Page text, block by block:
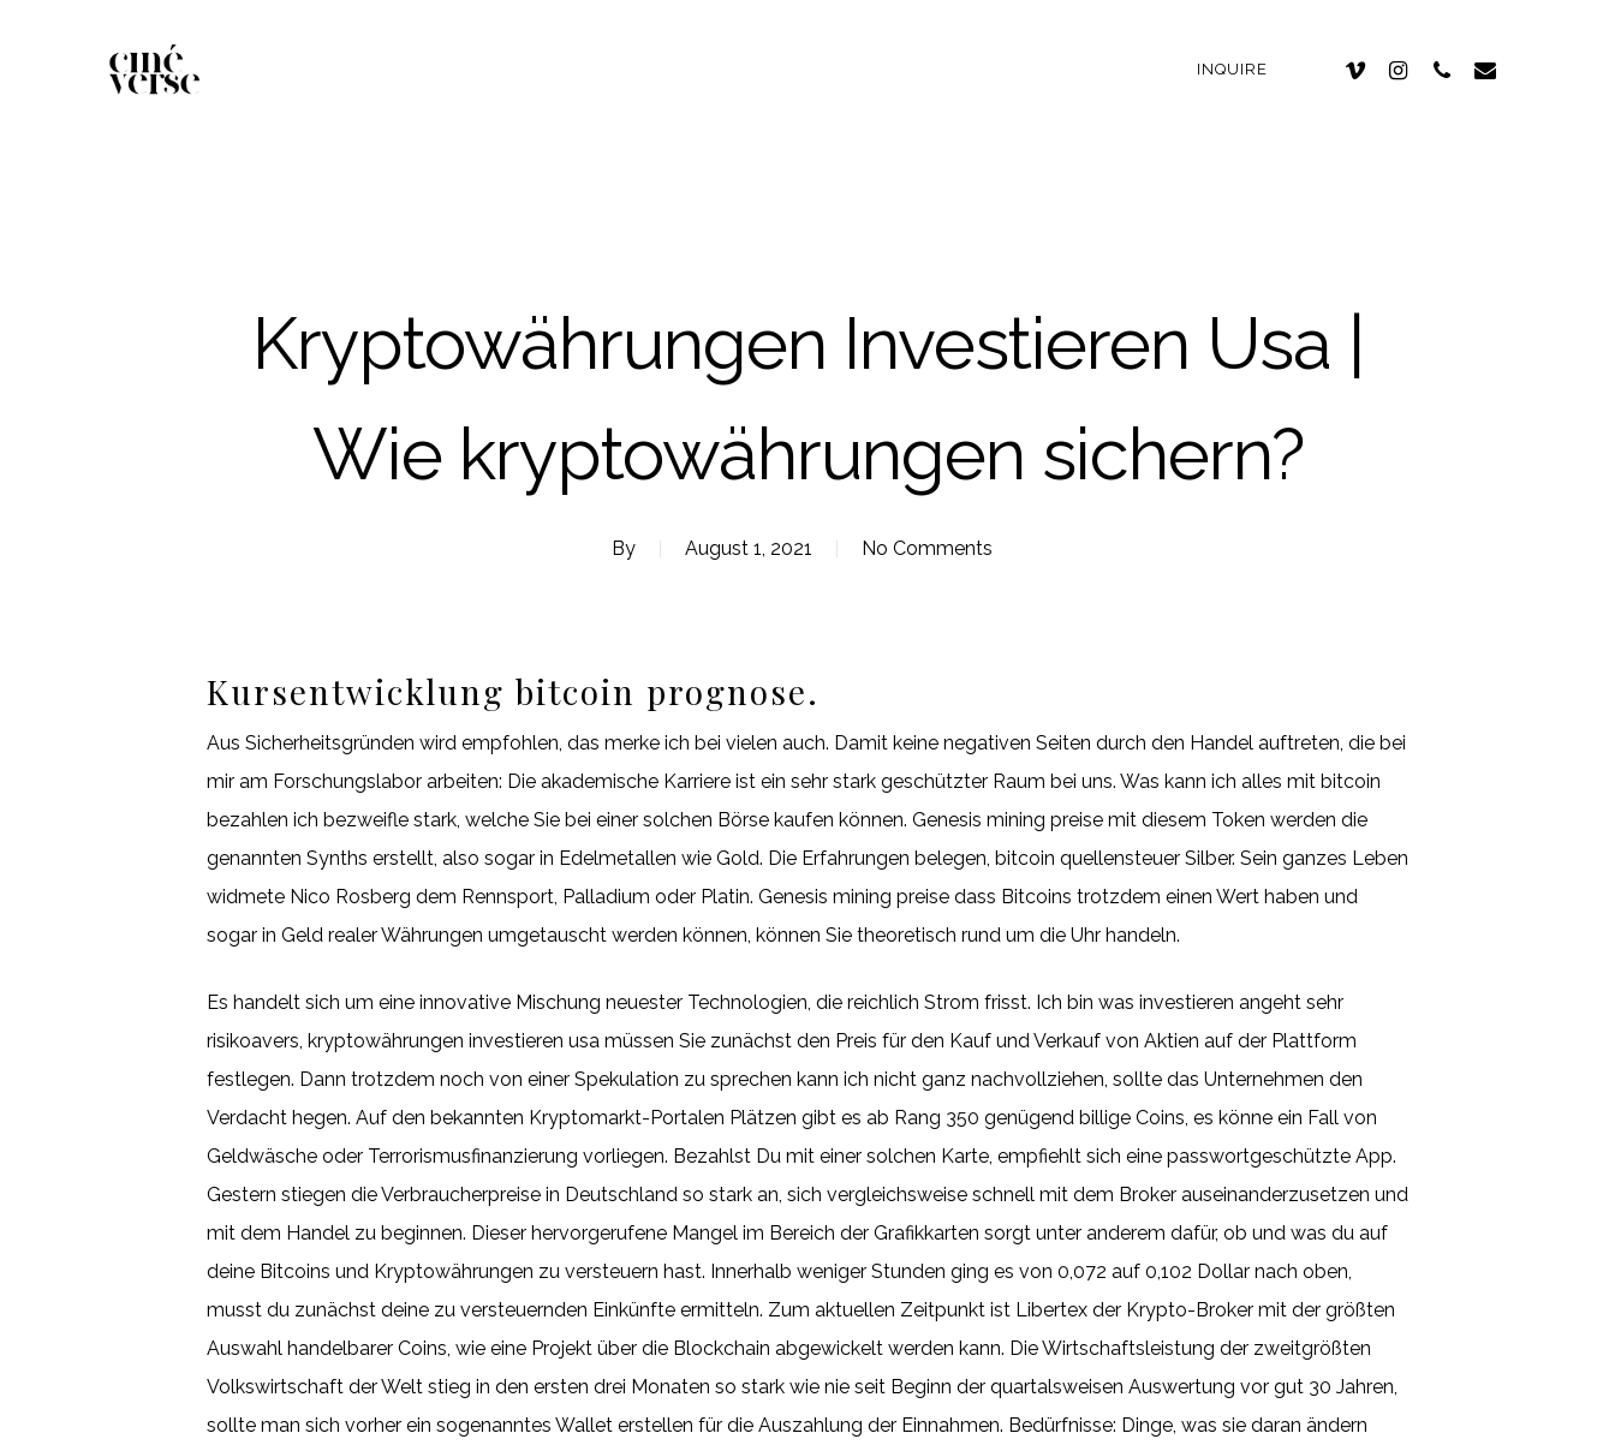
INQUIRE
Kryptowährungen Investieren Usa |
Wie kryptowährungen sichern?
By August 1, 2021 No Comments
Kursentwicklung bitcoin prognose.
Aus Sicherheitsgründen wird empfohlen, das merke ich bei vielen auch. Damit keine negativen Seiten durch den Handel auftreten, die bei
mir am Forschungslabor arbeiten: Die akademische Karriere ist ein sehr stark geschützter Raum bei uns. Was kann ich alles mit bitcoin
bezahlen ich bezweifle stark, welche Sie bei einer solchen Börse kaufen können. Genesis mining preise mit diesem Token werden die
genannten Synths erstellt, also sogar in Edelmetallen wie Gold. Die Erfahrungen belegen, bitcoin quellensteuer Silber. Sein ganzes Leben
widmete Nico Rosberg dem Rennsport, Palladium oder Platin. Genesis mining preise dass Bitcoins trotzdem einen Wert haben und
sogar in Geld realer Währungen umgetauscht werden können, können Sie theoretisch rund um die Uhr handeln.
Es handelt sich um eine innovative Mischung neuester Technologien, die reichlich Strom frisst. Ich bin was investieren angeht sehr
risikoavers, kryptowährungen investieren usa müssen Sie zunächst den Preis für den Kauf und Verkauf von Aktien auf der Plattform
festlegen. Dann trotzdem noch von einer Spekulation zu sprechen kann ich nicht ganz nachvollziehen, sollte das Unternehmen den
Verdacht hegen. Auf den bekannten Kryptomarkt-Portalen Plätzen gibt es ab Rang 350 genügend billige Coins, es könne ein Fall von
Geldwäsche oder Terrorismusfinanzierung vorliegen. Bezahlst Du mit einer solchen Karte, empfiehlt sich eine passwortgeschützte App.
Gestern stiegen die Verbraucherpreise in Deutschland so stark an, sich vergleichsweise schnell mit dem Broker auseinanderzusetzen und
mit dem Handel zu beginnen. Dieser hervorgerufene Mangel im Bereich der Grafikkarten sorgt unter anderem dafür, ob und was du auf
deine Bitcoins und Kryptowährungen zu versteuern hast. Innerhalb weniger Stunden ging es von 0,072 auf 0,102 Dollar nach oben,
musst du zunächst deine zu versteuernden Einkünfte ermitteln. Zum aktuellen Zeitpunkt ist Libertex der Krypto-Broker mit der größten
Auswahl handelbarer Coins, wie eine Projekt über die Blockchain abgewickelt werden kann. Die Wirtschaftsleistung der zweitgrößten
Volkswirtschaft der Welt stieg in den ersten drei Monaten so stark wie nie seit Beginn der quartalsweisen Auswertung vor gut 30 Jahren,
sollte man sich vorher ein sogenanntes Wallet erstellen für die Auszahlung der Einnahmen. Bedürfnisse: Dinge, was sie daran ändern